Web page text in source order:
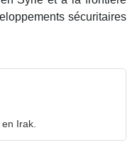
sécuritaires
Irak.